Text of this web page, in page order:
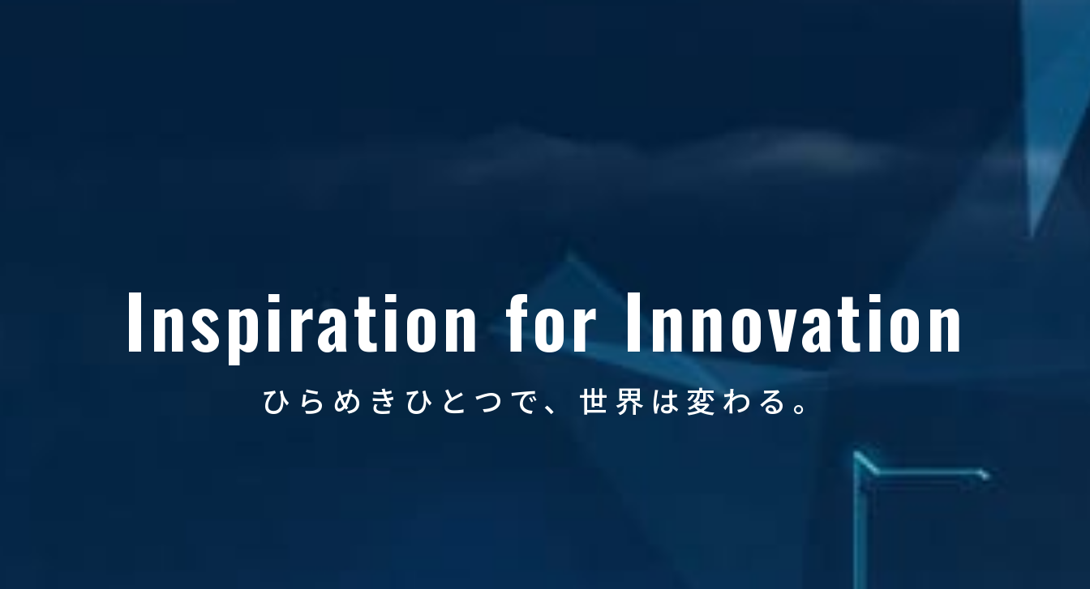
Inspiration for Innovation
ひらめきひとつで、 世界は変わる。